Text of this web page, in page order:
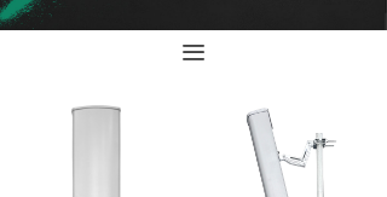
公司动态
끀